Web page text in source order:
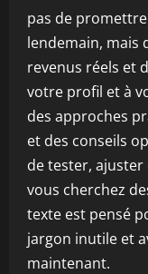
pas de
lendemain, mais
revenus réels et
votre profil et à
des approches
et des conseils
de tester, ajuster
vous cherchez
texte est pensé
jargon inutile et
maintenant.